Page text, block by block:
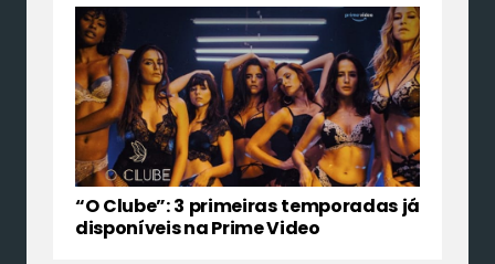
“O Clube”: 3 primeiras temporadas já
disponíveis na Prime Video